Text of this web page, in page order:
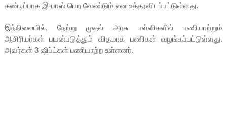
கண்டிப்பாக இ-பாஸ் பெற வேண்டும் என உத்தரவிடப்பட்டுள்ளது.
இந்நிலையில், நேற்று முதல் அரசு பள்ளிகளில் பணியாற்றும்
ஆசிரியர்கள் பயன்படுத்தும் விதமாக பணிகள் வழங்கப்பட்டுள்ளது.
அவர்கள் 3 ஷிப்ட்கள் பணியாற்ற உள்ளனர்.